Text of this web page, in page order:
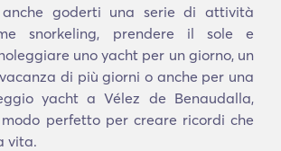
goderti una serie di attività
snorkeling, prendere il sole e
uno yacht per un giorno, un
di più giorni o anche per una
yacht a Vélez de Benaudalla,
perfetto per creare ricordi che
vita.